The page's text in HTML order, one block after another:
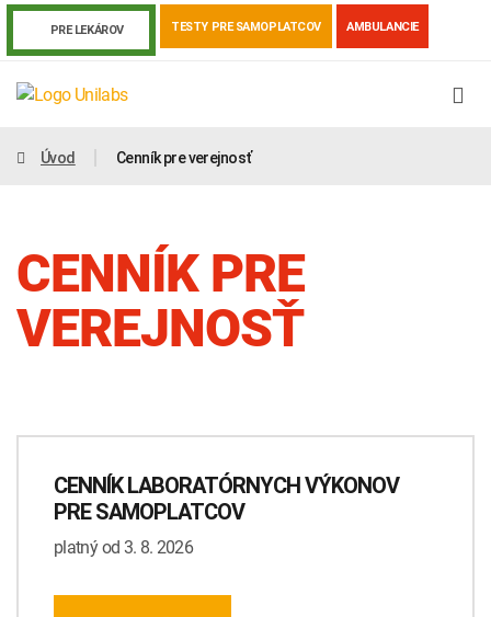
PRE LEKÁROV TESTY PRE SAMOPLATCOV AMBULANCIE
INTOLERANCIA POTRAVÍN
Human papillomavirus (HPV)
Úvod Cenník pre verejnosť
CENNÍK PRE
VEREJNOSŤ
CENNÍK LABORATÓRNYCH VÝKONOV
PRE SAMOPLATCOV
platný od 3. 8. 2026